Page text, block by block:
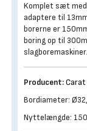
Komplet sæt med
adaptere til
borerne er
boring op til
slagboremaskiner.
Producent:Carat
Bordiameter:
Nyttelængde: